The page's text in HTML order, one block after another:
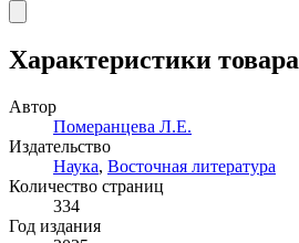
Характеристики товара
Автор
Померанцева Л.Е.
Издательство
Наука, Восточная литература
Количество страниц
334
Год издания